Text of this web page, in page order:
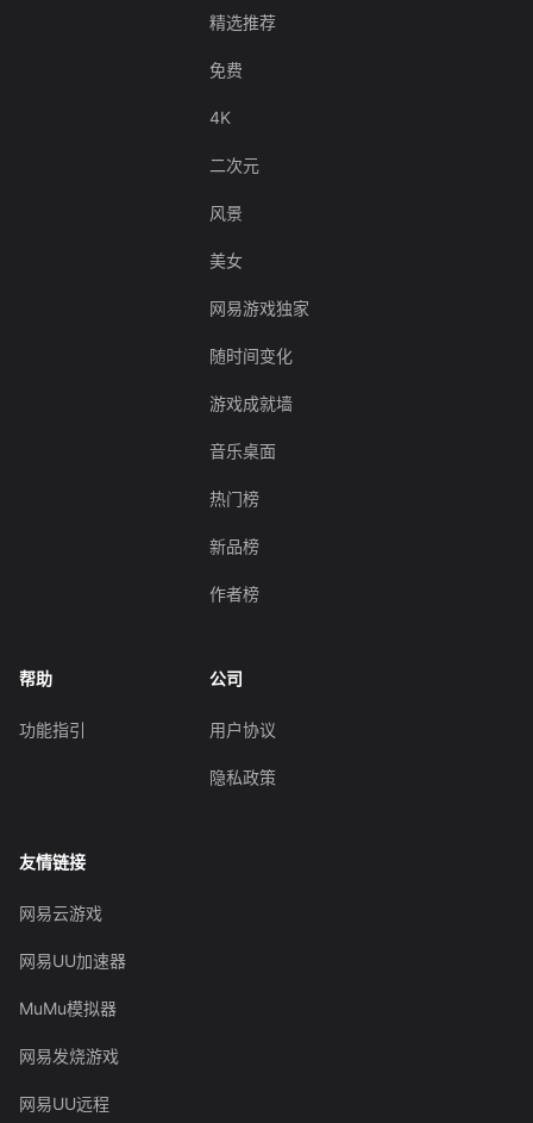
精选推荐
免费
4K
二次元
风景
美女
网易游戏独家
随时间变化
游戏成就墙
音乐桌面
热门榜
新品榜
作者榜
帮助
功能指引
公司
用户协议
隐私政策
友情链接
网易云游戏
网易UU加速器
MuMu模拟器
网易发烧游戏
网易UU远程